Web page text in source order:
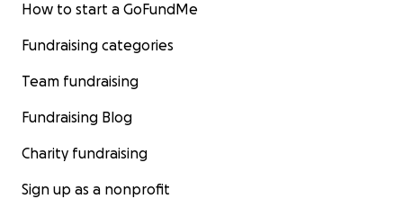
How to start a GoFundMe
Fundraising categories
Team fundraising
Fundraising Blog
Charity fundraising
Sign up as a nonprofit